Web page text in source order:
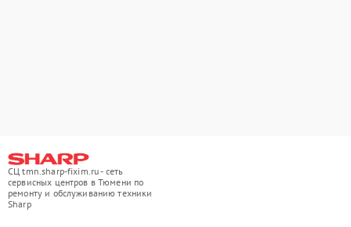
СЦ tmn.sharp-fixim.ru - сеть
сервисных центров в Тюмени по
ремонту и обслуживанию техники
Sharp